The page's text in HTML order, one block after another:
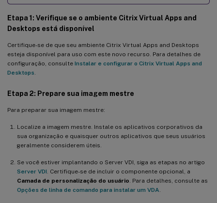
Etapa 1: Verifique se o ambiente Citrix Virtual Apps and
Desktops está disponível
Certifique-se de que seu ambiente Citrix Virtual Apps and Desktops
esteja disponível para uso com este novo recurso. Para detalhes de
configuração, consulte Instalar e configurar o Citrix Virtual Apps and
Desktops
Etapa 2: Prepare sua imagem mestre
Para preparar sua imagem mestre:
Localize a imagem mestre. Instale os aplicativos corporativos da
sua organização e quaisquer outros aplicativos que seus usuários
geralmente considerem úteis.
Se você estiver implantando o Server VDI, siga as etapas no artigo
Server VDI . Certifique-se de incluir o componente opcional, a
Camada de personalização do usuário . Para detalhes, consulte as
Opções de linha de comando para instalar um VDA